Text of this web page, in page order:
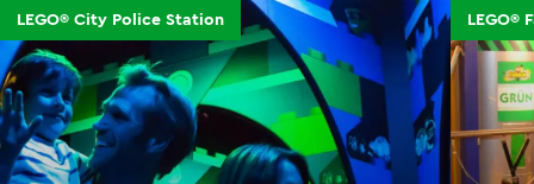
LEGO® City Police Station LEGO®